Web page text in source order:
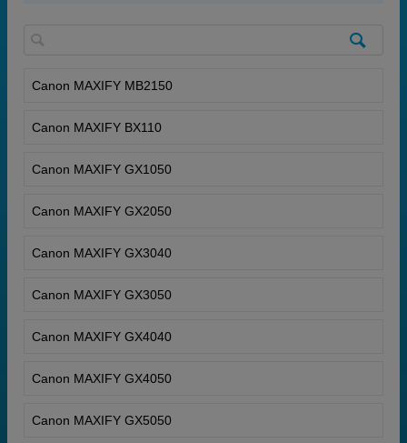
Canon MAXIFY MB2150
Canon MAXIFY BX110
Canon MAXIFY GX1050
Canon MAXIFY GX2050
Canon MAXIFY GX3040
Canon MAXIFY GX3050
Canon MAXIFY GX4040
Canon MAXIFY GX4050
Canon MAXIFY GX5050